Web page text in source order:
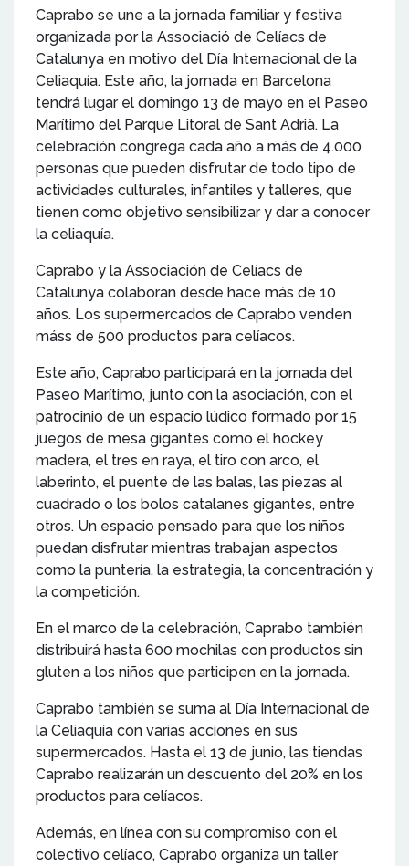
Caprabo se une a la jornada familiar y festiva
organizada por la Associació de Celíacs de
Catalunya en motivo del Día Internacional de la
Celiaquía. Este año, la jornada en Barcelona
tendrá lugar el domingo 13 de mayo en el Paseo
Marítimo del Parque Litoral de Sant Adrià. La
celebración congrega cada año a más de 4.000
personas que pueden disfrutar de todo tipo de
actividades culturales, infantiles y talleres, que
tienen como objetivo sensibilizar y dar a conocer
la celiaquía.
Caprabo y la Associación de Celíacs de
Catalunya colaboran desde hace más de 10
años. Los supermercados de Caprabo venden
máss de 500 productos para celíacos.
Este año, Caprabo participará en la jornada del
Paseo Marítimo, junto con la asociación, con el
patrocinio de un espacio lúdico formado por 15
juegos de mesa gigantes como el hockey
madera, el tres en raya, el tiro con arco, el
laberinto, el puente de las balas, las piezas al
cuadrado o los bolos catalanes gigantes, entre
otros. Un espacio pensado para que los niños
puedan disfrutar mientras trabajan aspectos
como la puntería, la estrategia, la concentración y
la competición.
En el marco de la celebración, Caprabo también
distribuirá hasta 600 mochilas con productos sin
gluten a los niños que participen en la jornada.
Caprabo también se suma al Día Internacional de
la Celiaquía con varias acciones en sus
supermercados. Hasta el 13 de junio, las tiendas
Caprabo realizarán un descuento del 20% en los
productos para celíacos.
Además, en línea con su compromiso con el
colectivo celíaco, Caprabo organiza un taller